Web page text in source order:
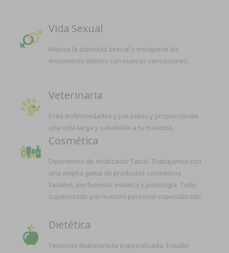
Vida Sexual
Mejora la actividad sexual y enriquece los
encuentros íntimos con nuevas sensaciones.
Veterinaria
Evita enfermedades y parásitos y proporciónale
una vida larga y saludable a tu mascota.
Cosmética
Diponemos de Analizador Facial. Trabajamos con
una amplia gama de productos cosméticos
faciales, perfumería, estética y podología. Todo
supervisado por nuestro personal especializado.
Dietética
Tenemos Nutricionista especializada. Estudio